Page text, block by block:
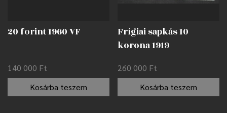
20 forint 1960 VF
140 000 Ft
Kosárba teszem
Frígiai sapkás 10
korona 1919
260 000 Ft
Kosárba teszem